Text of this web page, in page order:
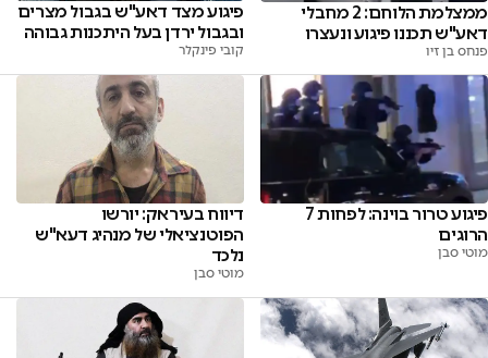
ממצלמת הלוחם: 2 מחבלי
דאע"ש תכננו פיגוע ונעצרו
פנחס בן זיו
פיגוע מצד דאע"ש בגבול מצרים
ובגבול ירדן בעל היתכנות גבוהה
קובי פינקלר
פיגוע טרור בוינה: לפחות 7
הרוגים
מוטי סבן
דיווח בעיראק: יורשו
הפוטנציאלי של מנהיג דעא"ש
נלכד
מוטי סבן